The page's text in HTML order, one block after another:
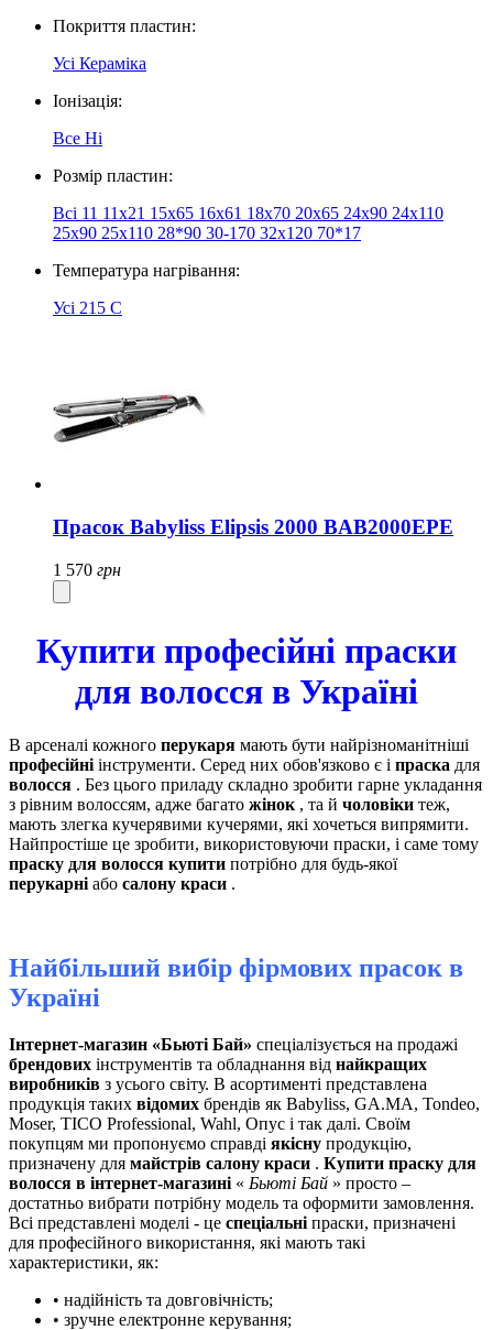
Покриття пластин:
Усі Кераміка
Іонізація:
Все Ні
Розмір пластин:
Всі 11 11х21 15x65 16x61 18x70 20х65 24x90 24х110
25x90 25х110 28*90 30-170 32х120 70*17
Температура нагрівання:
Усі 215 C
Прасок Babyliss Elipsis 2000 BAB2000EPE
1 570 грн
Купити професійні праски
для волосся в Україні
В арсеналі кожного перукаря мають бути найрізноманітніші
професійніінструменти. Серед них обов'язково є і праска для
волосся . Без цього приладу складно зробити гарне укладання
з рівним волоссям, адже багато жінок, та й чоловіки теж,
мають злегка кучерявими кучерями, які хочеться випрямити.
Найпростіше це зробити, використовуючи праски, і саме тому
праску для волосся купити потрібно для будь-якої
перукарніабо салону краси .
Найбільший вибір фірмових прасок в
Україні
Інтернет-магазин «Бьюті Бай» спеціалізується на продажі
брендових інструментів та обладнання від найкращих
виробників з усього світу. В асортименті представлена ​​
продукція таких відомих брендів як Babyliss, GA.MA, Tondeo,
Moser, TICO Professional, Wahl, Опус і так далі. Своїм
покупцям ми пропонуємо справді якісну продукцію,
призначену для майстрів салону краси . Купити праску для
волосся в інтернет-магазині « Бьюті Бай » просто –
достатньо вибрати потрібну модель та оформити замовлення.
Всі представлені моделі - це спеціальні праски, призначені
для професійного використання, які мають такі
характеристики, як:
• надійність та довговічність;
• зручне електронне керування;